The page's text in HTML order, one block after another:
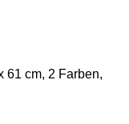
61 cm, 2 Farben,